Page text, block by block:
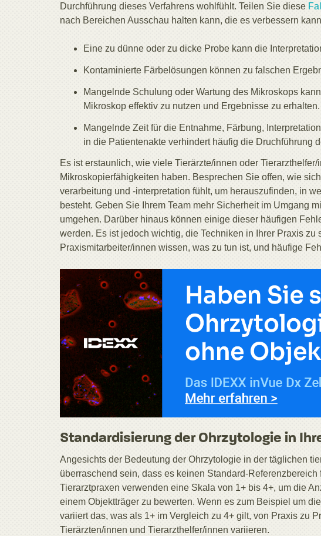
Durchführung dieses Verfahrens wohlfühlt. Teilen Sie diese
nach Bereichen Ausschau halten kann, die es verbessern
Eine zu dünne oder zu dicke Probe kann die
Kontaminierte Färbelösungen können zu falschen
Mangelnde Schulung oder Wartung des Mikroskops
Mikroskop effektiv zu nutzen und Ergebnisse zu erhalten.
Mangelnde Zeit für die Entnahme, Färbung,
in die Patientenakte verhindert häufig die Druchführung
Es ist erstaunlich, wie viele Tierärzte/innen oder
Mikroskopierfähigkeiten haben. Besprechen Sie offen, wie
verarbeitung und -interpretation fühlt, um herauszufinden, in
besteht. Geben Sie Ihrem Team mehr Sicherheit im Umgang
umgehen. Darüber hinaus können einige dieser häufigen
werden. Es ist jedoch wichtig, die Techniken in Ihrer Praxis zu
Praxismitarbeiter/innen wissen, was zu tun ist, und häufige
Standardisierung der Ohrzytologie in
Angesichts der Bedeutung der Ohrzytologie in der täglichen
überraschend sein, dass es keinen Standard-
Tierarztpraxen verwenden eine Skala von 1+ bis 4+, um die
einem Objektträger zu bewerten. Wenn es zum Beispiel um
variiert das, was als 1+ im Vergleich zu 4+ gilt, von Praxis zu
Tierärzten/innen und Tierarzthelfer/innen variieren.